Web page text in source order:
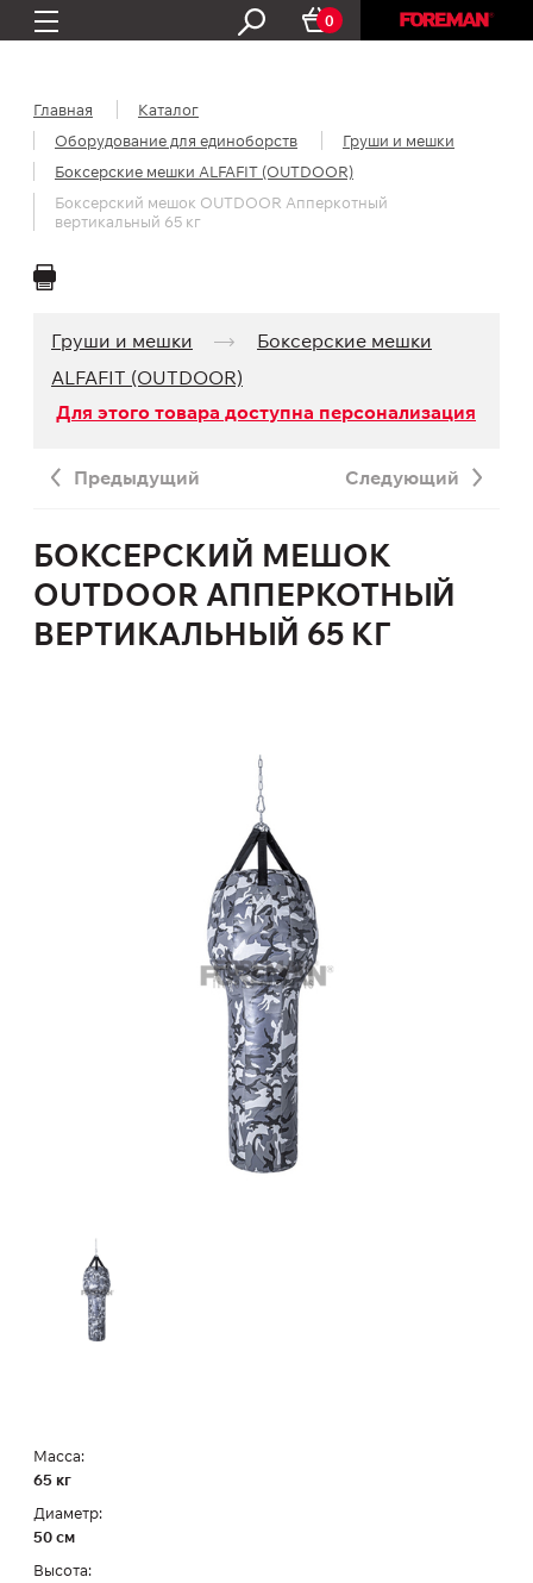
0
Главная
Каталог
Оборудование для единоборств
Груши и мешки
Боксерские мешки ALFAFIT (OUTDOOR)
Боксерский мешок OUTDOOR Апперкотный
вертикальный 65 кг
Груши и мешки
Боксерские мешки
ALFAFIT (OUTDOOR)
Для этого товара доступна персонализация
Предыдущий Следующий
БОКСЕРСКИЙ МЕШОК
OUTDOOR АППЕРКОТНЫЙ
ВЕРТИКАЛЬНЫЙ 65 КГ
Масса:
65 кг
Диаметр:
50 см
Высота: